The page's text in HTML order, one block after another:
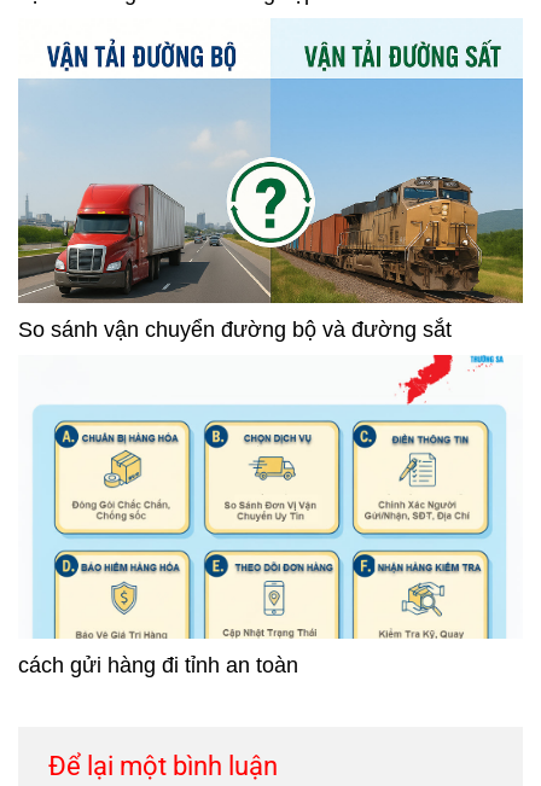
So sánh vận chuyển đường bộ và đường sắt
cách gửi hàng đi tỉnh an toàn
Để lại một bình luận